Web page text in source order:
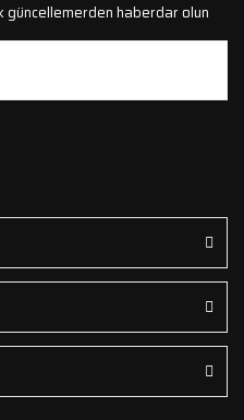
haberdar olun